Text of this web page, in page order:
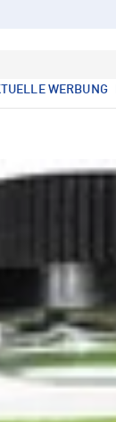
WERBUNG